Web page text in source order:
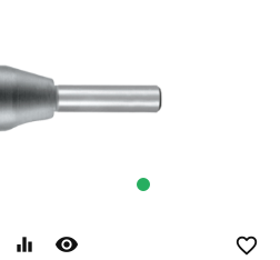
equalizer remove_red_eye favorite_border